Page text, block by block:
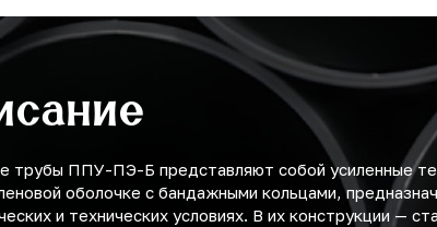
трубы ППУ-ПЭ-Б представляют собой усиленные
оболочке с бандажными кольцами,
и технических условиях. В их конструкции —